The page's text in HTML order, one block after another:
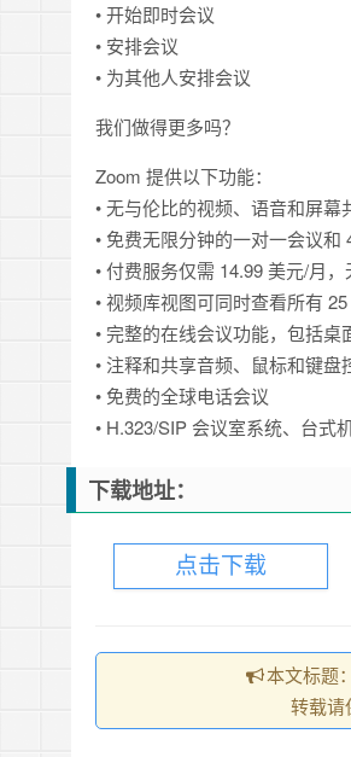
• 开始即时会议
• 安排会议
• 为其他人安排会议
我们做得更多吗？
Zoom 提供以下功能：
• 无与伦比的视频、语音和屏幕
• 免费无限分钟的一对一会议和
• 付费服务仅需 14.99 美元/月
• 视频库视图可同时查看所有
• 完整的在线会议功能，包括桌
• 注释和共享音频、鼠标和键盘
• 免费的全球电话会议
• H.323/SIP 会议室系统、台式
下载地址：
点击下载
本文标题
转载请